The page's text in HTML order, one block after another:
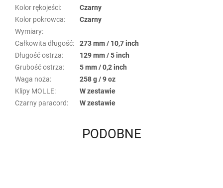
Kolor rękojeści:
Czarny
Kolor pokrowca:
Czarny
Wymiary:
Całkowita długość:
273 mm / 10,7 inch
Długość ostrza:
129 mm / 5 inch
Grubość ostrza:
5 mm / 0,2 inch
Waga noża:
258 g / 9 oz
Klipy MOLLE:
W zestawie
Czarny paracord: W zestawie
PODOBNE